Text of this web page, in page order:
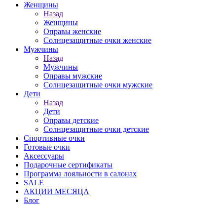
Женщины
Назад
Женщины
Оправы женские
Солнцезащитные очки женские
Мужчины
Назад
Мужчины
Оправы мужские
Солнцезащитные очки мужские
Дети
Назад
Дети
Оправы детские
Солнцезащитные очки детские
Спортивные очки
Готовые очки
Аксессуары
Подарочные сертификаты
Программа лояльности в салонах
SALE
АКЦИИ МЕСЯЦА
Блог